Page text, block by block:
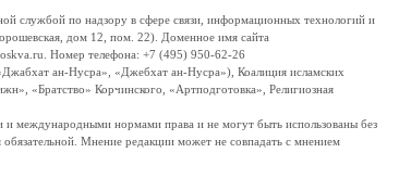
службой по надзору в сфере связи, информационных технологий и
дом 12, пом. 22). Доменное имя сайта
Номер телефона: +7 (495) 950-62-26
ан-Нусра», «Джебхат ан-Нусра»), Коалиция исламских
«Братство» Корчинского, «Артподготовка», Религиозная
и международными нормами права и не могут быть использованы без
Мнение редакции может не совпадать с мнением